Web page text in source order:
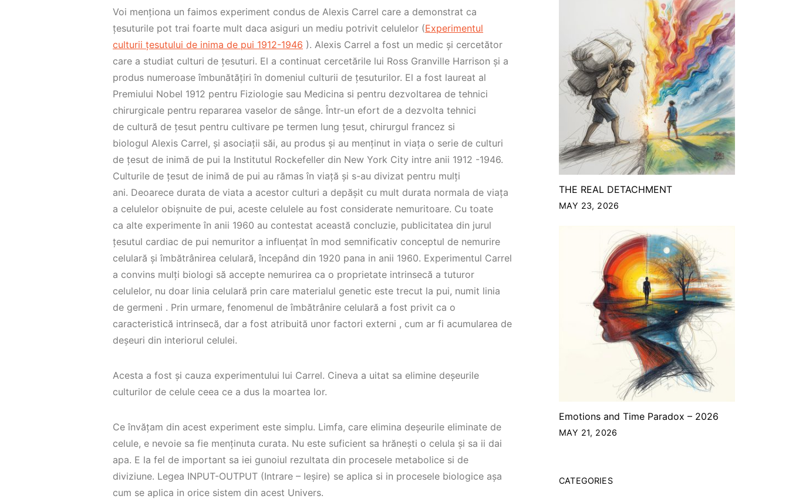
Voi menționa un faimos experiment condus de Alexis Carrel care a demonstrat ca
țesuturile pot trai foarte mult daca asiguri un mediu potrivit celulelor (Experimentul
culturii țesutului de inima de pui 1912-1946 ). Alexis Carrel a fost un medic și cercetător
care a studiat culturi de țesuturi. El a continuat cercetările lui Ross Granville Harrison și a
produs numeroase îmbunătățiri în domeniul culturii de țesuturilor. El a fost laureat al
Premiului Nobel 1912 pentru Fiziologie sau Medicina si pentru dezvoltarea de tehnici
chirurgicale pentru repararea vaselor de sânge. Într-un efort de a dezvolta tehnici
de cultură de țesut pentru cultivare pe termen lung țesut, chirurgul francez si
biologul Alexis Carrel, și asociații săi, au produs și au menținut in viața o serie de culturi
de țesut de inimă de pui la Institutul Rockefeller din New York City intre anii 1912 -1946.
Culturile de țesut de inimă de pui au rămas în viață și s-au divizat pentru mulți
ani. Deoarece durata de viata a acestor culturi a depășit cu mult durata normala de viața
a celulelor obișnuite de pui, aceste celulele au fost considerate nemuritoare. Cu toate
ca alte experimente în anii 1960 au contestat această concluzie, publicitatea din jurul
țesutul cardiac de pui nemuritor a influențat în mod semnificativ conceptul de nemurire
celulară și îmbătrânirea celulară, începând din 1920 pana in anii 1960. Experimentul Carrel
a convins mulți biologi să accepte nemurirea ca o proprietate intrinsecă a tuturor
celulelor, nu doar linia celulară prin care materialul genetic este trecut la pui, numit linia
de germeni . Prin urmare, fenomenul de îmbătrânire celulară a fost privit ca o
caracteristică intrinsecă, dar a fost atribuită unor factori externi , cum ar fi acumularea de
deșeuri din interiorul celulei.
Acesta a fost și cauza experimentului lui Carrel. Cineva a uitat sa elimine deșeurile
culturilor de celule ceea ce a dus la moartea lor.
Ce învățam din acest experiment este simplu. Limfa, care elimina deșeurile eliminate de
celule, e nevoie sa fie menținuta curata. Nu este suficient sa hrănești o celula și sa ii dai
apa. E la fel de important sa iei gunoiul rezultata din procesele metabolice si de
diviziune. Legea INPUT-OUTPUT (Intrare – Ieșire) se aplica si in procesele biologice așa
cum se aplica in orice sistem din acest Univers.
THE REAL DETACHMENT
MAY 23, 2026
Emotions and Time Paradox – 2026
MAY 21, 2026
CATEGORIES